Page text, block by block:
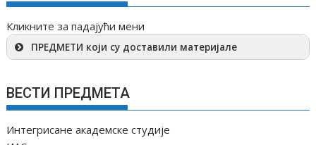
Кликните за падајући мени
ПРЕДМЕТИ који су доставили материјале
ВЕСТИ ПРЕДМЕТА
Интегрисане академске студије